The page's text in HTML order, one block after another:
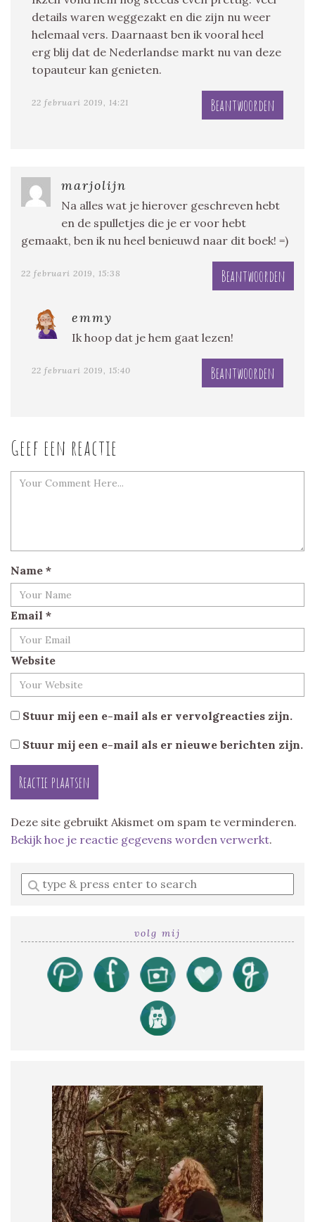
details waren weggezakt en die zijn nu weer
helemaal vers. Daarnaast ben ik vooral heel
erg blij dat de Nederlandse markt nu van deze
topauteur kan genieten.
22 februari 2019, 14:21 Beantwoorden
marjolijn
Na alles wat je hierover geschreven hebt
en de spulletjes die je er voor hebt
gemaakt, ben ik nu heel benieuwd naar dit boek! =)
22 februari 2019, 15:38 Beantwoorden
emmy
Ik hoop dat je hem gaat lezen!
22 februari 2019, 15:40 Beantwoorden
Geef een reactie
Name *
Email *
Website
Stuur mij een e-mail als er vervolgreacties zijn.
Stuur mij een e-mail als er nieuwe berichten zijn.
Deze site gebruikt Akismet om spam te verminderen.
Bekijk hoe je reactie gegevens worden verwerkt.
Enter
a
volg mij